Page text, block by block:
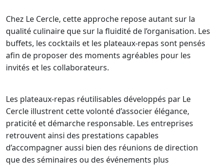
Chez Le Cercle, cette approche repose autant sur la
qualité culinaire que sur la fluidité de l’organisation. Les
buffets, les cocktails et les plateaux-repas sont pensés
afin de proposer des moments agréables pour les
invités et les collaborateurs.
Les plateaux-repas réutilisables développés par Le
Cercle illustrent cette volonté d’associer élégance,
praticité et démarche responsable. Les entreprises
retrouvent ainsi des prestations capables
d’accompagner aussi bien des réunions de direction
que des séminaires ou des événements plus